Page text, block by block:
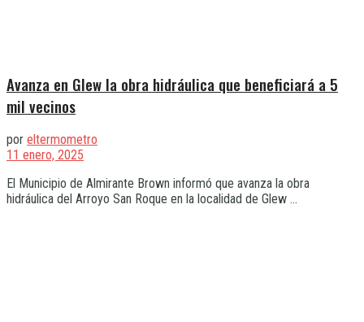
Avanza en Glew la obra hidráulica que beneficiará a 5
mil vecinos
por eltermometro
11 enero, 2025
El Municipio de Almirante Brown informó que avanza la obra
hidráulica del Arroyo San Roque en la localidad de Glew ...